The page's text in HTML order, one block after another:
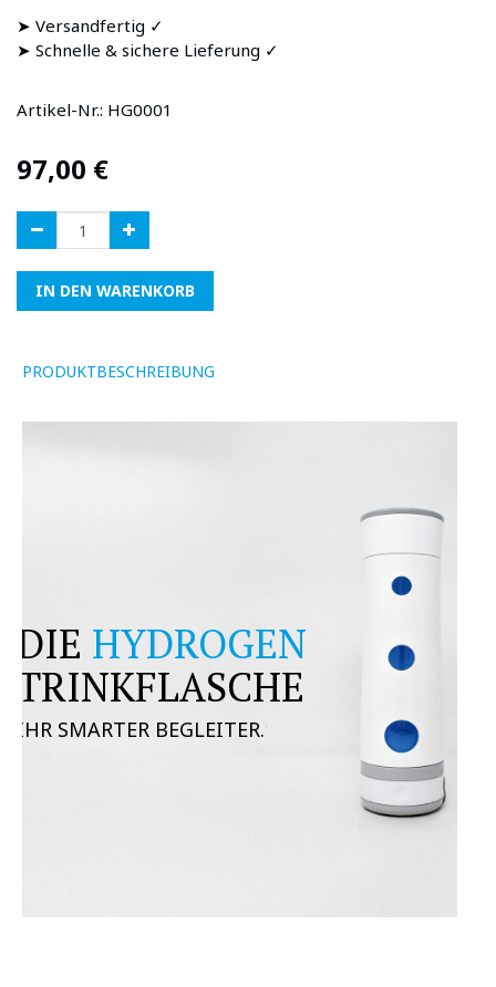
➤ Versandfertig ✓
➤ Schnelle & sichere Lieferung ✓
Artikel-Nr.: HG0001
97,00 €
IN DEN WARENKORB
PRODUKTBESCHREIBUNG
DIE HYDROGEN
TRINKFLASCHE
IHR SMARTER BEGLEITER.